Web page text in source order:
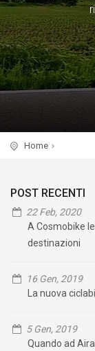
Home
POST RECENTI
22 Feb, 2020
A Cosmobike
destinazioni
16 Gen, 2019
La nuova
5 Gen, 2019
Quando ad